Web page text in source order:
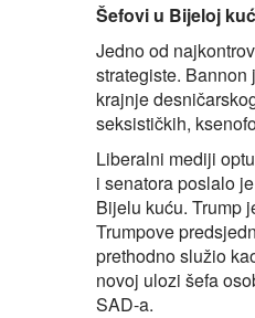
Šefovi u Bijeloj
Jedno od
strategiste.
krajnje
seksističkih,
Liberalni mediji
i senatora poslalo
Bijelu kuću. Trump
Trumpove
prethodno služio
novoj ulozi šefa
SAD-a.